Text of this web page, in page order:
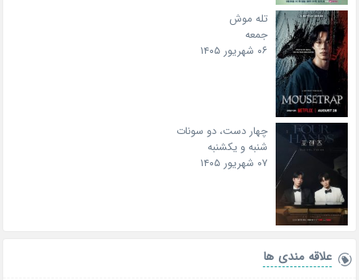
تله موش
جمعه
۰۶ شهریور ۱۴۰۵
چهار دست، دو سونات
شنبه و یکشنبه
۰۷ شهریور ۱۴۰۵
علاقه‌ مندی ها